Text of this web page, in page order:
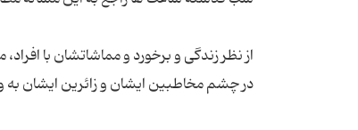
از نظر زندگی و برخورد و مماشاتشان با